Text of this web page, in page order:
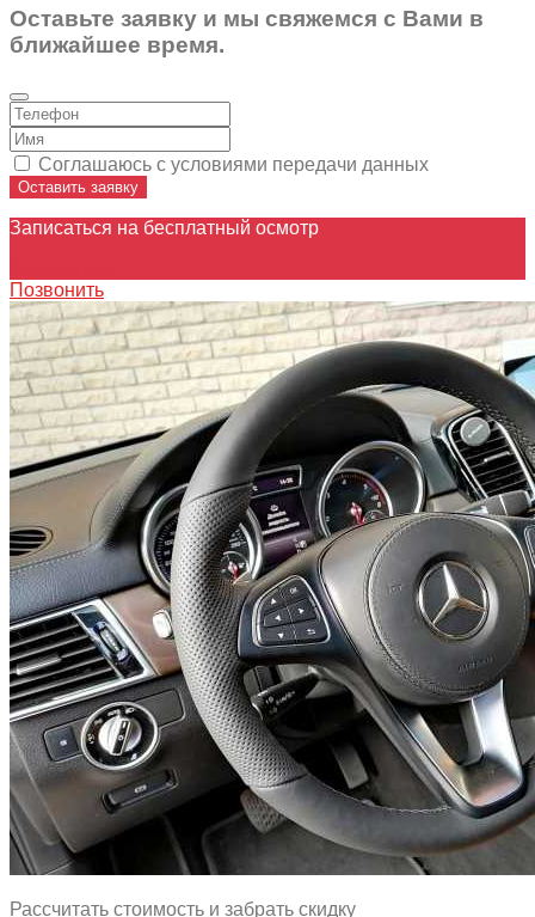
Оставьте заявку и мы свяжемся с Вами в
ближайшее время.
Соглашаюсь с условиями передачи данных
Оставить заявку
Записаться на бесплатный осмотр
Позвонить
Рассчитать стоимость и забрать скидку